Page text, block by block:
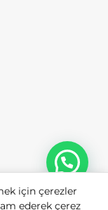
için çerezler
ederek çerez